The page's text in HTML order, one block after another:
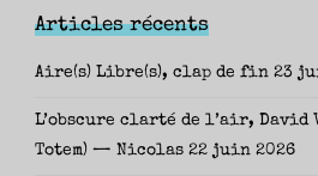
Articles récents
Aire(s) Libre(s), clap de fin 23
L’obscure clarté de l’air, David
Totem) — Nicolas 22 juin 2026